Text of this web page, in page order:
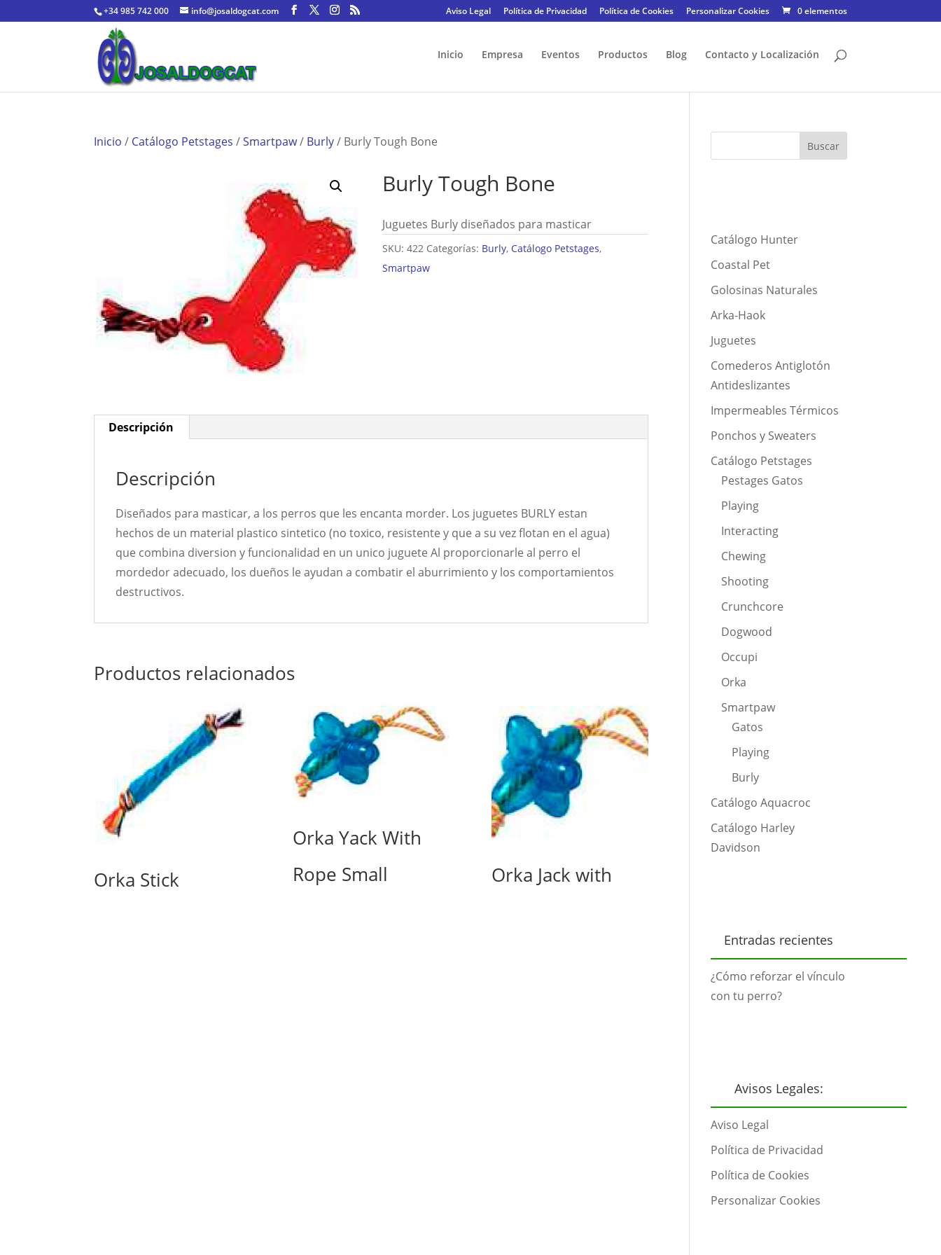
+34 985 742 000 info@josaldogcat.com Aviso Legal Política de Privacidad Política de Cookies Personalizar Cookies 0 elementos
Inicio Empresa Eventos Productos Blog Contacto y Localización
Inicio / Catálogo Petstages /Smartpaw/ Burly/ Burly Tough Bone
Burly Tough Bone
Juguetes Burly diseñados para masticar
SKU:422 Categorías: Burly, Catálogo Petstages,
Smartpaw
Descripción
Descripción
Diseñados para masticar, a los perros que les encanta morder. Los juguetes BURLY estan
hechos de un material plastico sintetico (no toxico, resistente y que a su vez flotan en el agua)
que combina diversion y funcionalidad en un unico juguete Al proporcionarle al perro el
mordedor adecuado, los dueños le ayudan a combatir el aburrimiento y los comportamientos
destructivos.
Productos relacionados
Orka Stick
Orka Yack With
Rope Small
Orka Jack with
Catálogo Hunter
Coastal Pet
Golosinas Naturales
Arka-Haok
Juguetes
Comederos Antiglotón
Antideslizantes
Impermeables Térmicos
Ponchos y Sweaters
Catálogo Petstages
Pestages Gatos
Playing
Interacting
Chewing
Shooting
Crunchcore
Dogwood
Occupi
Orka
Smartpaw
Gatos
Playing
Burly
Catálogo Aquacroc
Catálogo Harley
Davidson
Entradas recientes
¿Cómo reforzar el vínculo
con tu perro?
Avisos Legales:
Aviso Legal
Política de Privacidad
Política de Cookies
Personalizar Cookies